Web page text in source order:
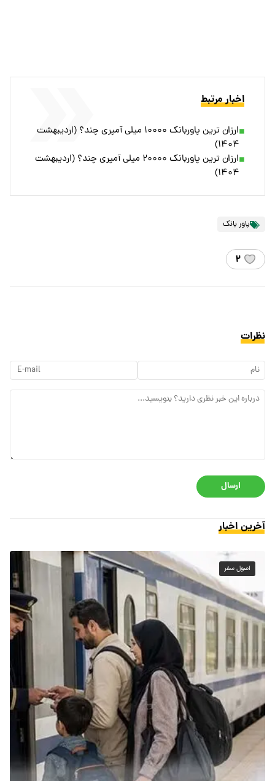
اخبار مرتبط
ارزان ترین پاوربانک ۱۰۰۰۰ میلی آمپری چند؟ (اردیبهشت
۱۴۰۴)
ارزان ترین پاوربانک ۲۰۰۰۰ میلی آمپری چند؟ (اردیبهشت
۱۴۰۴)
پاور بانک
۲
نظرات
ارسال
آخرین اخبار
اصول سفر